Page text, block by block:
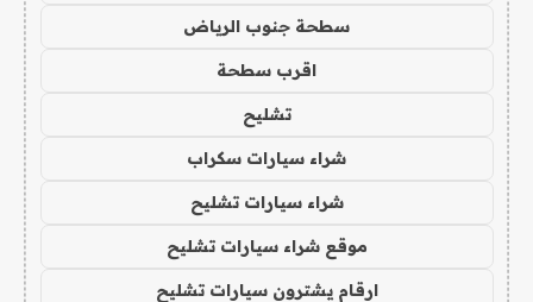
سطحة جنوب الرياض
اقرب سطحة
تشليح
شراء سيارات سكراب
شراء سيارات تشليح
موقع شراء سيارات تشليح
ارقام يشترون سيارات تشليح